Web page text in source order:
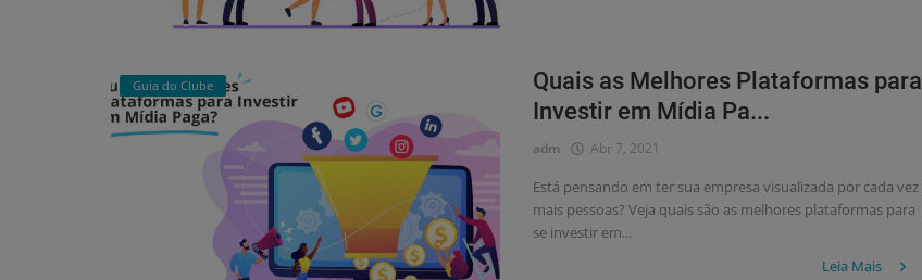
Guia do Clube
Quais as Melhores Plataformas para
Investir em Mídia Pa...
adm Abr 7, 2021
Está pensando em ter sua empresa visualizada por cada vez
mais pessoas? Veja quais são as melhores plataformas para
se investir em...
Leia Mais